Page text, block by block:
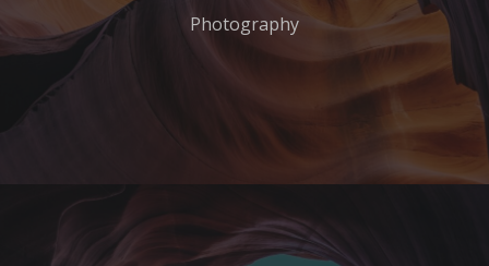
Photography